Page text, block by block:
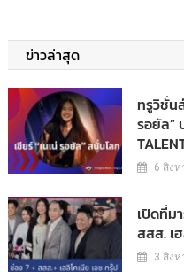
ข่าวล่าสุด
ทรูวิชั่น
รอยัล”
6 สิง
เปิดที่ม
สสส. เ
3 สิง